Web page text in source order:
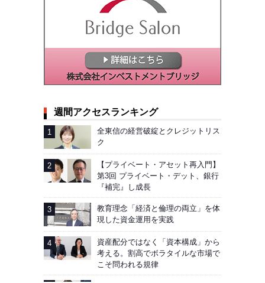
週間アクセスランキング
全東信の経営破綻とクレジットリス
ク
【プライベート・アセット再入門】
第3回 プライベート・デット、銀行
『補完』し成長
教育理念「経済と倫理の両立」を体
現した資金運用を実践
資産配分ではなく「資本構成」から
考える。割高でボラタイルな市場で
こそ問われる規律